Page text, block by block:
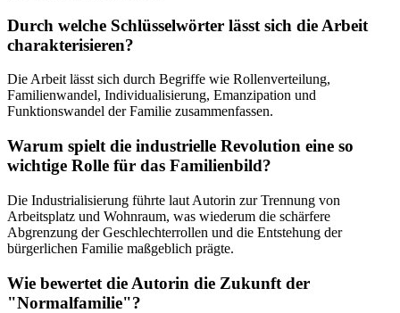
Durch welche Schlüsselwörter lässt sich die Arbeit
charakterisieren?
Die Arbeit lässt sich durch Begriffe wie Rollenverteilung,
Familienwandel, Individualisierung, Emanzipation und
Funktionswandel der Familie zusammenfassen.
Warum spielt die industrielle Revolution eine so
wichtige Rolle für das Familienbild?
Die Industrialisierung führte laut Autorin zur Trennung von
Arbeitsplatz und Wohnraum, was wiederum die schärfere
Abgrenzung der Geschlechterrollen und die Entstehung der
bürgerlichen Familie maßgeblich prägte.
Wie bewertet die Autorin die Zukunft der
"Normalfamilie"?